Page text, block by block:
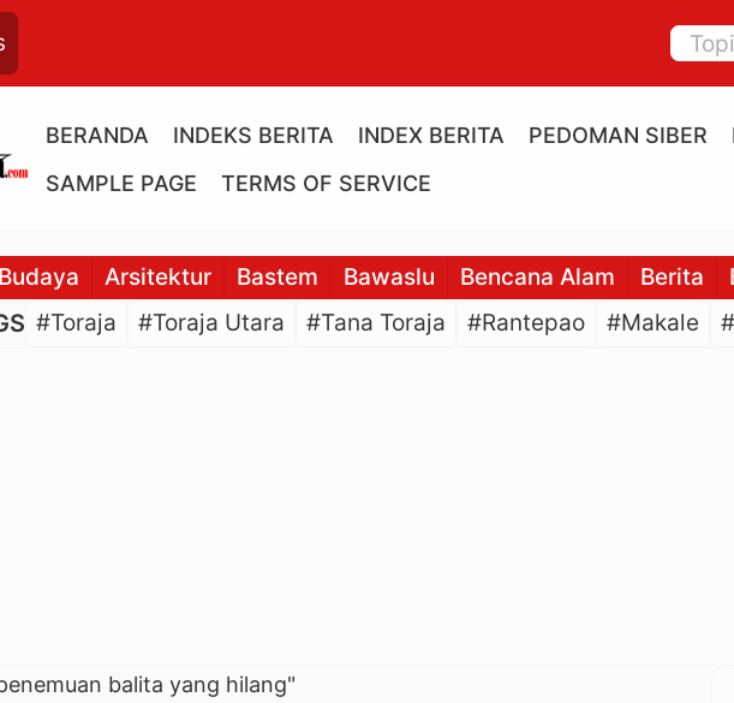
BERANDA INDEKS BERITA INDEX BERITA PEDOMAN SIBER
SAMPLE PAGE
TERMS OF SERVICE
Arsitektur Bastem Bawaslu Bencana Alam Berita
#Toraja #Toraja Utara #Tana Toraja #Rantepao #Makale
balita yang hilang"